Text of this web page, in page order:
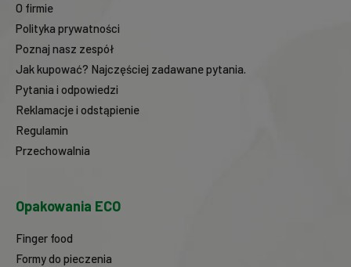
O firmie
Polityka prywatności
Poznaj nasz zespół
Jak kupować? Najczęściej zadawane pytania.
Pytania i odpowiedzi
Reklamacje i odstąpienie
Regulamin
Przechowalnia
Opakowania ECO
Finger food
Formy do pieczenia